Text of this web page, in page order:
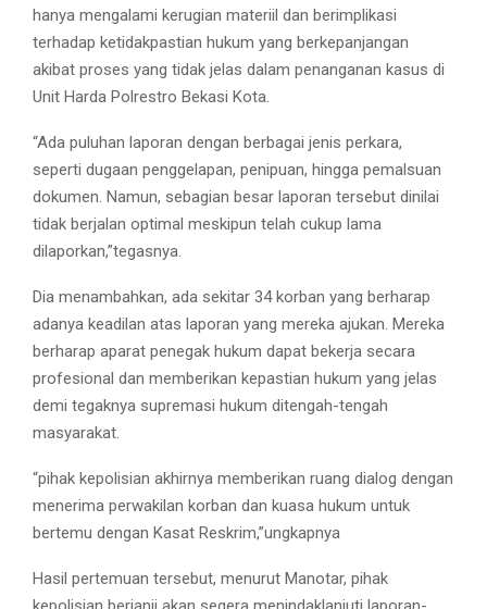
hanya mengalami kerugian materiil dan berimplikasi
terhadap ketidakpastian hukum yang berkepanjangan
akibat proses yang tidak jelas dalam penanganan kasus di
Unit Harda Polrestro Bekasi Kota.
“Ada puluhan laporan dengan berbagai jenis perkara,
seperti dugaan penggelapan, penipuan, hingga pemalsuan
dokumen. Namun, sebagian besar laporan tersebut dinilai
tidak berjalan optimal meskipun telah cukup lama
dilaporkan,”tegasnya.
Dia menambahkan, ada sekitar 34 korban yang berharap
adanya keadilan atas laporan yang mereka ajukan. Mereka
berharap aparat penegak hukum dapat bekerja secara
profesional dan memberikan kepastian hukum yang jelas
demi tegaknya supremasi hukum ditengah-tengah
masyarakat.
“pihak kepolisian akhirnya memberikan ruang dialog dengan
menerima perwakilan korban dan kuasa hukum untuk
bertemu dengan Kasat Reskrim,”ungkapnya
Hasil pertemuan tersebut, menurut Manotar, pihak